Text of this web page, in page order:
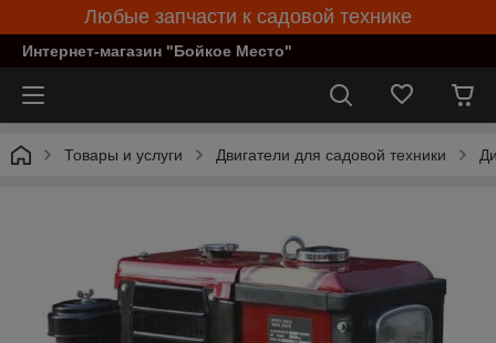
Любые запчасти к садовой технике
Интернет-магазин "Бойкое Место"
Товары и услуги Двигатели для садовой техники